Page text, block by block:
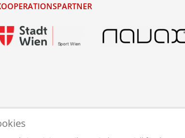
Gestaltet und betreut von